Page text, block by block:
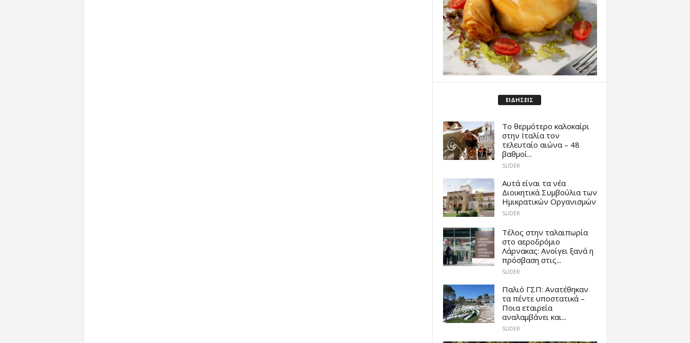
ΕΙΔΗΣΕΙΣ
Το θερμότερο καλοκαίρι
στην Ιταλία τον
τελευταίο αιώνα – 48
βαθμοί...
SLIDER
Αυτά είναι τα νέα
Διοικητικά Συμβούλια των
Ημικρατικών Οργανισμών
SLIDER
Tέλος στην ταλαιπωρία
στο αεροδρόμιο
Λάρνακας: Ανοίγει ξανά η
πρόσβαση στις...
SLIDER
Παλιό ΓΣΠ: Ανατέθηκαν
τα πέντε υποστατικά –
Ποια εταιρεία
αναλαμβάνει και...
SLIDER